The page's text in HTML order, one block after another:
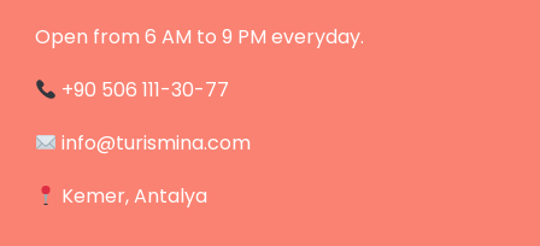
Open from 6 AM to 9 PM everyday.
+90 506 111-30-77
info@turismina.com
Kemer, Antalya